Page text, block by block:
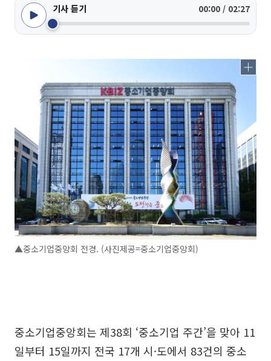
기사 듣기 00:00 / 02:27
▲중소기업중앙회 전경. (사진제공=중소기업중앙회)
중소기업중앙회는 제38회 ‘중소기업 주간’을 맞아 11
일부터 15일까지 전국 17개 시·도에서 83건의 중소